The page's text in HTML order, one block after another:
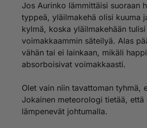
kysymys on siitä, että sairaaloissa ja
metalliteollisuudessa myös typpi ja
lämpöä. Niin taatusti tapahtuu myös
Miksi tämä hyvin helppo ja
madottoman vaikea oppia, kun minä
kertakuulemalla hoitoalan
samat opit kuin sairaaloissakin.
Juuri nimenomaan typen ja hapen
ominaisuudet tekevät hiilidioksidin
Jos Aurinko lämmittäisi suoraan
typpeä, yläilmakehä olisi kuuma
kylmä, koska yläilmakehään
voimakkaammin säteilyä. Alas
vähän tai ei lainkaan, mikäli
absorboisivat voimakkaasti.
Olet vain niin tavattoman tyhmä,
Jokainen meteorologi tietää,
lämpenevät johtumalla.